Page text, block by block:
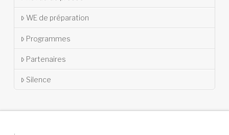
WE de préparation
Programmes
Partenaires
Silence